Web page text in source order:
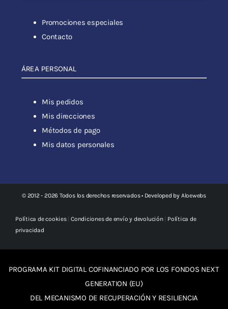
Promociones especiales
Contacto
ÁREA PERSONAL
Mis pedidos
Mis direcciones
Métodos de pago
Mis datos personales
© 2012 - 2026 Todos los derechos reservados • Developed by Aloewebs
Política de cookies|Condiciones de envío y devolución| Política de
privacidad
PROGRAMA KIT DIGITAL COFINANCIADO POR LOS FONDOS NEXT
GENERATION (EU)
DEL MECANISMO DE RECUPERACIÓN Y RESILIENCIA